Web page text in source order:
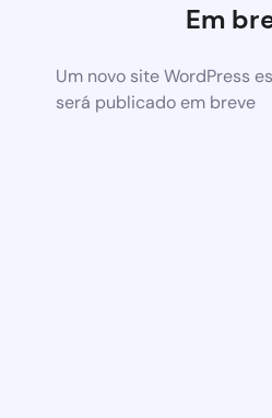
Em
Um novo site WordPress
será publicado em breve